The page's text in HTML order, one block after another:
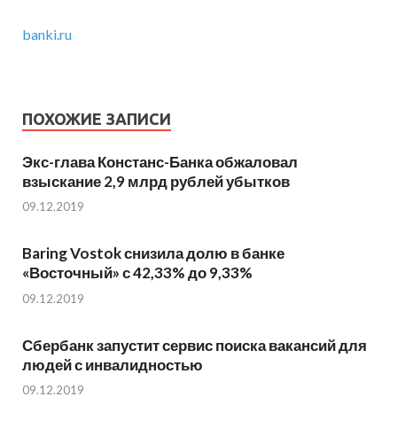
banki.ru
ПОХОЖИЕ ЗАПИСИ
Экс-глава Констанс-Банка обжаловал
взыскание 2,9 млрд рублей убытков
09.12.2019
Baring Vostok снизила долю в банке
«Восточный» с 42,33% до 9,33%
09.12.2019
Сбербанк запустит сервис поиска вакансий для
людей с инвалидностью
09.12.2019